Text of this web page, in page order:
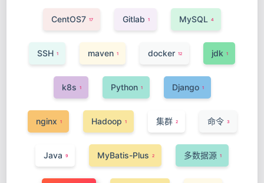
CentOS7 17 Gitlab 1 MySQL 4
SSH 1 maven 1 docker 12 jdk 1
k8s 1 Python 1 Django 1
nginx 1 Hadoop 1 集群 2 命令 3
Java 9 MyBatis-Plus 2 多数据源 1